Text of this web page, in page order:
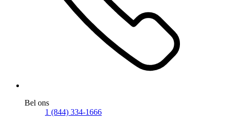
Bel ons
1 (844) 334-1666